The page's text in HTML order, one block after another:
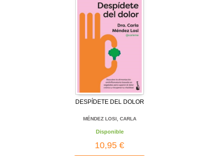
DESPÍDETE DEL DOLOR
MÉNDEZ LOSI, CARLA
Disponible
10,95 €